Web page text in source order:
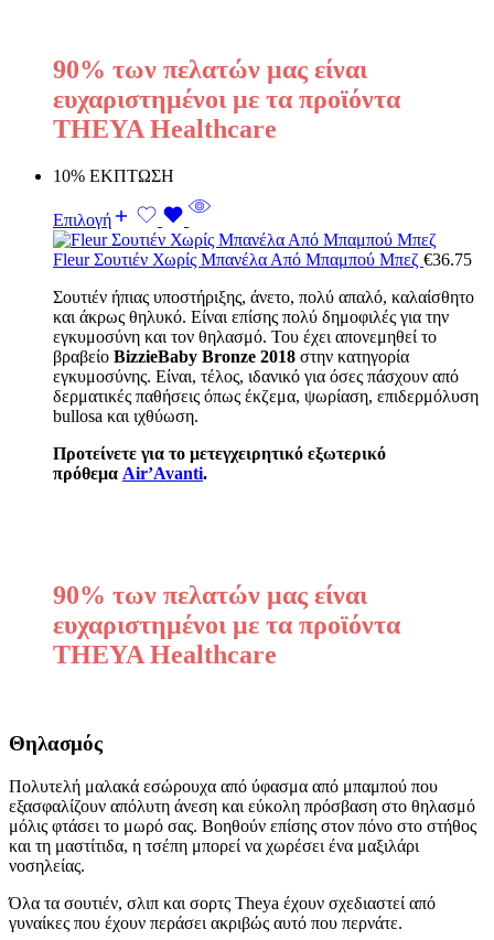
90% των πελατών μας είναι
ευχαριστημένοι με τα προϊόντα
THEYA Healthcare
10% ΕΚΠΤΩΣΗ
Επιλογή
Fleur Σουτιέν Χωρίς Μπανέλα Από Μπαμπού Μπεζ €36.75
Σουτιέν ήπιας υποστήριξης, άνετο, πολύ απαλό, καλαίσθητο
και άκρως θηλυκό. Είναι επίσης πολύ δημοφιλές για την
εγκυμοσύνη και τον θηλασμό. Του έχει απονεμηθεί το
βραβείο BizzieBaby Bronze 2018 στην κατηγορία
εγκυμοσύνης. Είναι, τέλος, ιδανικό για όσες πάσχουν από
δερματικές παθήσεις όπως έκζεμα, ψωρίαση, επιδερμόλυση
bullosa και ιχθύωση.
Προτείνετε για το μετεγχειρητικό εξωτερικό
πρόθεμα Air’Avanti.
90% των πελατών μας είναι
ευχαριστημένοι με τα προϊόντα
THEYA Healthcare
Θηλασμός
Πολυτελή μαλακά εσώρουχα από ύφασμα από μπαμπού που
εξασφαλίζουν απόλυτη άνεση και εύκολη πρόσβαση στο θηλασμό
μόλις φτάσει το μωρό σας. Βοηθούν επίσης στον πόνο στο στήθος
και τη μαστίτιδα, η τσέπη μπορεί να χωρέσει ένα μαξιλάρι
νοσηλείας.
Όλα τα σουτιέν, σλιπ και σορτς Theya έχουν σχεδιαστεί από
γυναίκες που έχουν περάσει ακριβώς αυτό που περνάτε.